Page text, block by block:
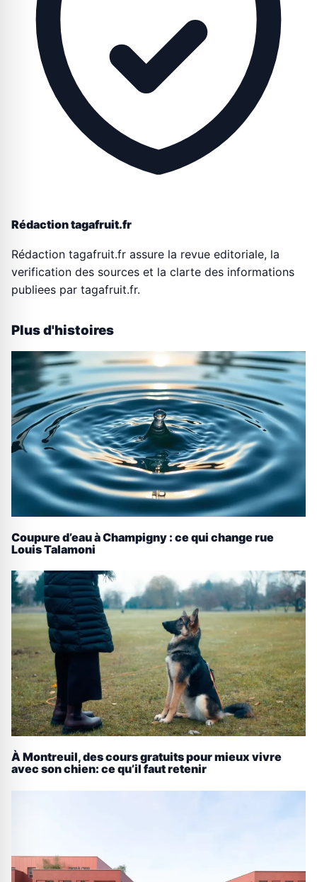
Rédaction tagafruit.fr
Rédaction tagafruit.fr assure la revue editoriale, la
verification des sources et la clarte des informations
publiees par tagafruit.fr.
Plus d'histoires
Coupure d’eau à Champigny : ce qui change rue
Louis Talamoni
À Montreuil, des cours gratuits pour mieux vivre
avec son chien: ce qu’il faut retenir